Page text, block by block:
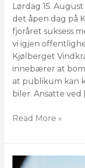
Lørdag 15.
det åpen dag på
fjoråret suksess
vi igjen
Kjølberget
innebærer at
at publikum kan
biler. Ansatte ved
Read More »
Status